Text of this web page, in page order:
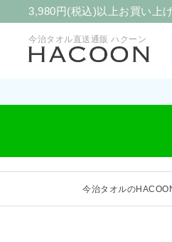
3,980円(税込)以上お買い上
今治タオル直送通販 ハクーン
今治タオルの